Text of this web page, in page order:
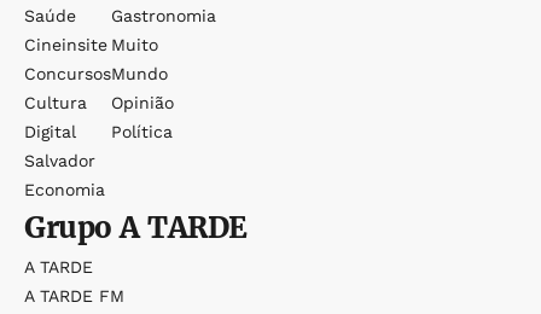
Saúde
Cineinsite
Concursos
Cultura
Digital
Salvador
Economia
Gastronomia
Muito
Mundo
Opinião
Política
GrupoA TARDE
A TARDE
A TARDE FM